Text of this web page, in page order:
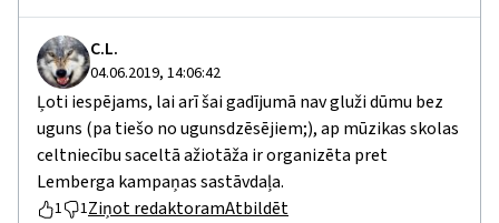
C.L.
04.06.2019, 14:06:42
Ļoti iespējams, lai arī šai gadījumā nav gluži dūmu bez
uguns (pa tiešo no ugunsdzēsējiem;), ap mūzikas skolas
celtniecību saceltā ažiotāža ir organizēta pret
Lemberga kampaņas sastāvdaļa.
1 1Ziņot redaktoramAtbildēt